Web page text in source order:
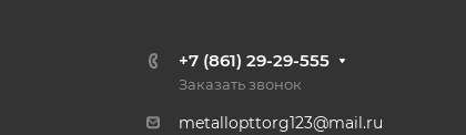
+7 (861) 29-29-555
Заказать звонок
metallopttorg123@mail.ru